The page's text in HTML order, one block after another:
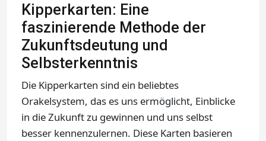
Kipperkarten: Eine
faszinierende Methode der
Zukunftsdeutung und
Selbsterkenntnis
Die Kipperkarten sind ein beliebtes
Orakelsystem, das es uns ermöglicht, Einblicke
in die Zukunft zu gewinnen und uns selbst
besser kennenzulernen. Diese Karten basieren